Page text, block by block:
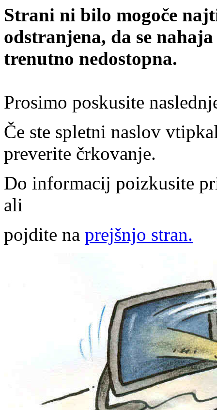
Strani ni bilo mogoče
odstranjena, da se
trenutno nedostopna.
Prosimo poskusite
Če ste spletni naslov
preverite črkovanje.
Do informacij poizkusite
ali
pojdite na prejšnjo stran.